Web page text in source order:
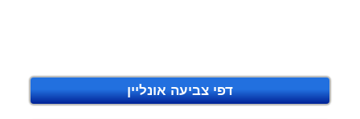
דפי צביעה אונליין